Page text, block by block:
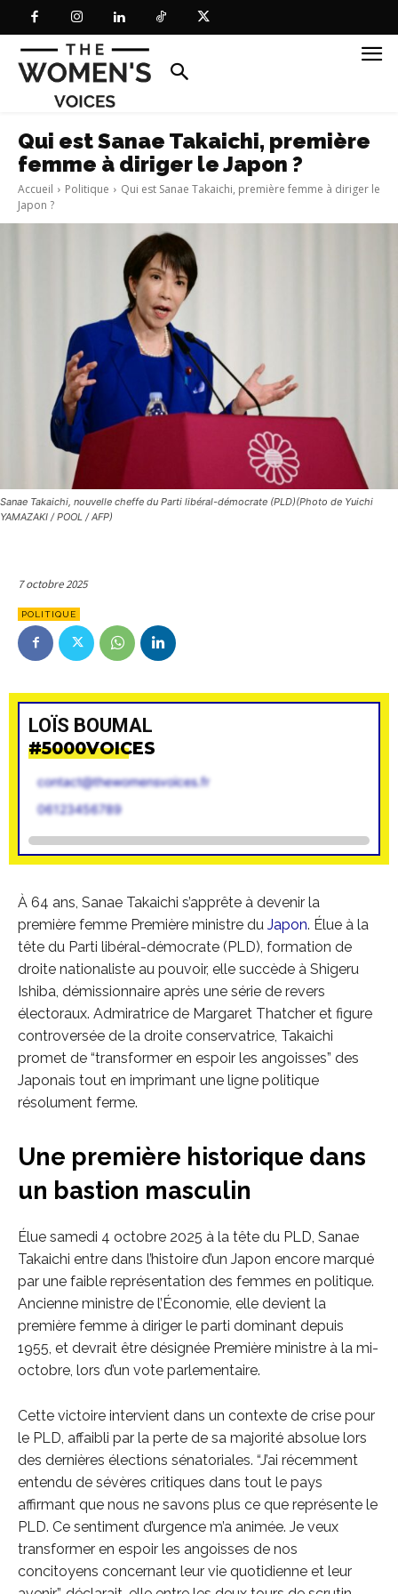
Qui est Sanae Takaichi, première
femme à diriger le Japon ?
Accueil Politique
Qui est Sanae Takaichi, première femme à diriger le
Japon ?
Sanae Takaichi, nouvelle cheffe du Parti libéral-démocrate (PLD)(Photo de Yuichi
YAMAZAKI / POOL / AFP)
7 octobre 2025
POLITIQUE
LOÏS BOUMAL
#5000VOICES
contact@thewomensvoices.fr
06123456789
À 64 ans, Sanae Takaichi s’apprête à devenir la
première femme Première ministre du Japon. Élue à la
tête du Parti libéral-démocrate (PLD), formation de
droite nationaliste au pouvoir, elle succède à Shigeru
Ishiba, démissionnaire après une série de revers
électoraux. Admiratrice de Margaret Thatcher et figure
controversée de la droite conservatrice, Takaichi
promet de “transformer en espoir les angoisses” des
Japonais tout en imprimant une ligne politique
résolument ferme.
Une première historique dans
un bastion masculin
Élue samedi 4 octobre 2025 à la tête du PLD, Sanae
Takaichi entre dans l’histoire d’un Japon encore marqué
par une faible représentation des femmes en politique.
Ancienne ministre de l’Économie, elle devient la
première femme à diriger le parti dominant depuis
1955, et devrait être désignée Première ministre à la mi-
octobre, lors d’un vote parlementaire.
Cette victoire intervient dans un contexte de crise pour
le PLD, affaibli par la perte de sa majorité absolue lors
des dernières élections sénatoriales. “J’ai récemment
entendu de sévères critiques dans tout le pays
affirmant que nous ne savons plus ce que représente le
PLD. Ce sentiment d’urgence m’a animée. Je veux
transformer en espoir les angoisses de nos
concitoyens concernant leur vie quotidienne et leur